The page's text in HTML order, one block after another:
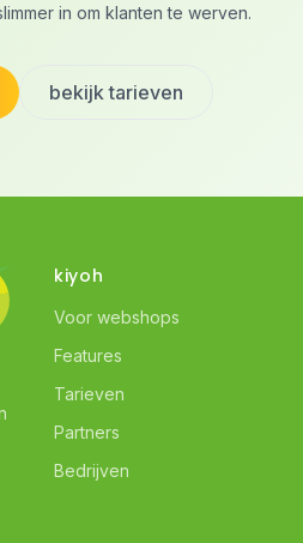
in om klanten te werven.
bekijk tarieven
kiyoh
Voor webshops
Features
Tarieven
Partners
Bedrijven